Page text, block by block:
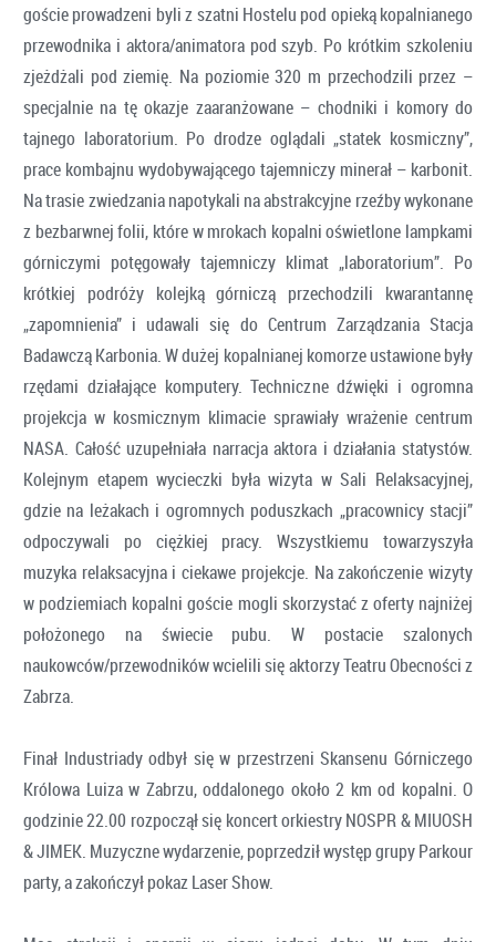
goście prowadzeni byli z szatni Hostelu pod opieką kopalnianego
przewodnika i aktora/animatora pod szyb. Po krótkim szkoleniu
zjeżdżali pod ziemię. Na poziomie 320 m przechodzili przez –
specjalnie na tę okazje zaaranżowane – chodniki i komory do
tajnego laboratorium. Po drodze oglądali „statek kosmiczny”,
prace kombajnu wydobywającego tajemniczy minerał – karbonit.
Na trasie zwiedzania napotykali na abstrakcyjne rzeźby wykonane
z bezbarwnej folii, które w mrokach kopalni oświetlone lampkami
górniczymi potęgowały tajemniczy klimat „laboratorium”. Po
krótkiej podróży kolejką górniczą przechodzili kwarantannę
„zapomnienia” i udawali się do Centrum Zarządzania Stacja
Badawczą Karbonia. W dużej kopalnianej komorze ustawione były
rzędami działające komputery. Techniczne dźwięki i ogromna
projekcja w kosmicznym klimacie sprawiały wrażenie centrum
NASA. Całość uzupełniała narracja aktora i działania statystów.
Kolejnym etapem wycieczki była wizyta w Sali Relaksacyjnej,
gdzie na leżakach i ogromnych poduszkach „pracownicy stacji”
odpoczywali po ciężkiej pracy. Wszystkiemu towarzyszyła
muzyka relaksacyjna i ciekawe projekcje. Na zakończenie wizyty
w podziemiach kopalni goście mogli skorzystać z oferty najniżej
położonego na świecie pubu. W postacie szalonych
naukowców/przewodników wcielili się aktorzy Teatru Obecności z
Zabrza.
Finał Industriady odbył się w przestrzeni Skansenu Górniczego
Królowa Luiza w Zabrzu, oddalonego około 2 km od kopalni. O
godzinie 22.00 rozpoczął się koncert orkiestry NOSPR & MIUOSH
& JIMEK. Muzyczne wydarzenie, poprzedził występ grupy Parkour
party, a zakończył pokaz Laser Show.